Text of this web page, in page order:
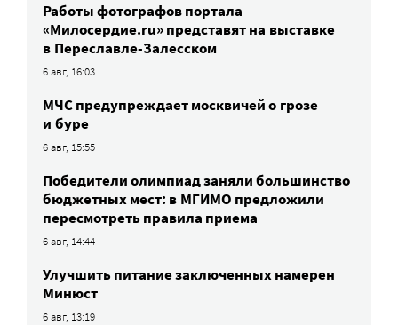
Работы фотографов портала
«Милосердие.ru» представят на выставке
в Переславле-Залесском
6 авг, 16:03
МЧС предупреждает москвичей о грозе
и буре
6 авг, 15:55
Победители олимпиад заняли большинство
бюджетных мест: в МГИМО предложили
пересмотреть правила приема
6 авг, 14:44
Улучшить питание заключенных намерен
Минюст
6 авг, 13:19